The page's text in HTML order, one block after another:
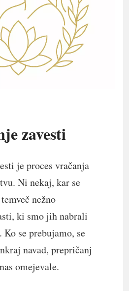
zavesti
je proces vračanja
Ni nekaj, kar se
nežno
ki smo jih nabrali
se prebujamo, se
navad, prepričanj
omejevale.